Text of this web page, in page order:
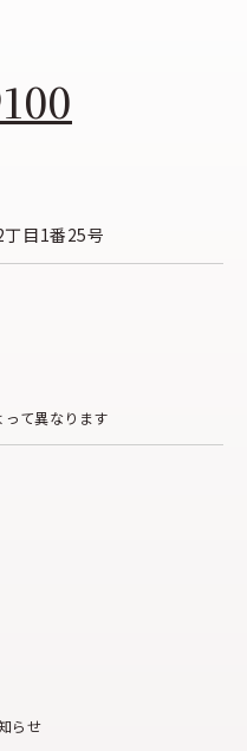
目1番25号
て異なります
らせ